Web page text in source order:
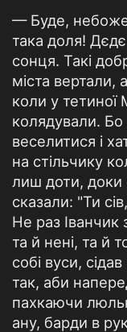
— Буде,
така доля!
сонця. Такі
міста вертали,
коли у тетиної
колядували.
веселитися і
на стільчику
лиш доти, доки
сказали: "Ти
Не раз Іванчик
та й нені, та й
собі вуси,
так, аби
пахкаючи
ану, барди в